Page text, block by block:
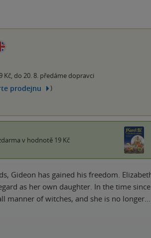
Kč, do 20. 8. předáme dopravci
prodejnu )
v hodnotě 19 Kč
Gideon has gained his freedom.
as her own daughter. In the time
manner of witches, and she is no longer…